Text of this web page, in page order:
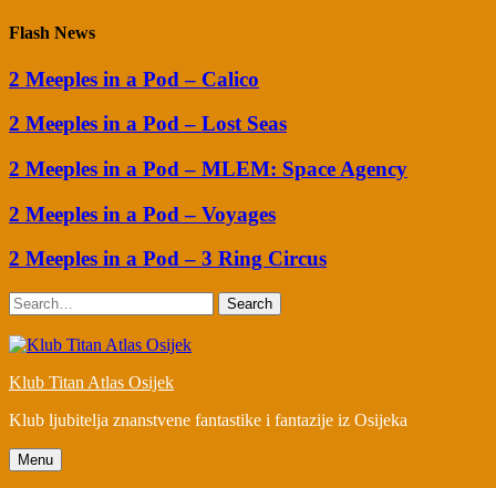
Flash News
2 Meeples in a Pod – Calico
2 Meeples in a Pod – Lost Seas
2 Meeples in a Pod – MLEM: Space Agency
2 Meeples in a Pod – Voyages
2 Meeples in a Pod – 3 Ring Circus
Search
Klub Titan Atlas Osijek
Klub ljubitelja znanstvene fantastike i fantazije iz Osijeka
Menu